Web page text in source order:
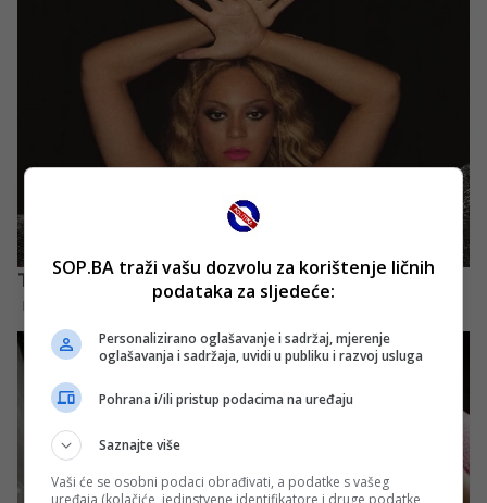
SOP.BA traži vašu dozvolu za korištenje ličnih
podataka za sljedeće:
Personalizirano oglašavanje i sadržaj, mjerenje
oglašavanja i sadržaja, uvidi u publiku i razvoj usluga
Pohrana i/ili pristup podacima na uređaju
Saznajte više
Vaši će se osobni podaci obrađivati, a podatke s vašeg
uređaja (kolačiće, jedinstvene identifikatore i druge podatke